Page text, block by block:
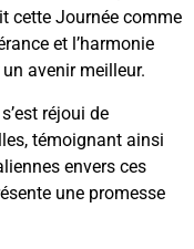
cette Journée comme
et l’harmonie
avenir meilleur.
réjoui de
témoignant ainsi
envers ces
une promesse